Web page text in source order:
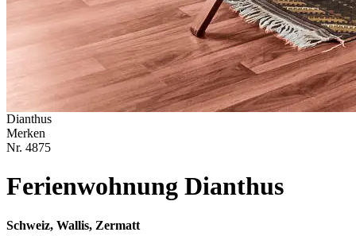
Dianthus
Merken
Nr. 4875
Ferienwohnung Dianthus
Schweiz, Wallis, Zermatt